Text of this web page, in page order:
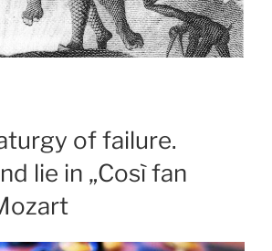
of failure.
lie in „Così fan